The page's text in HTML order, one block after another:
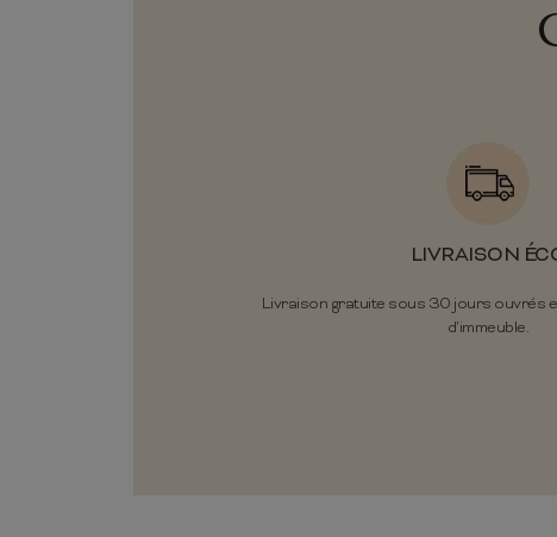
LIVRAISON
Livraison gratuite sous 30 jours ouvrés
d'immeuble.